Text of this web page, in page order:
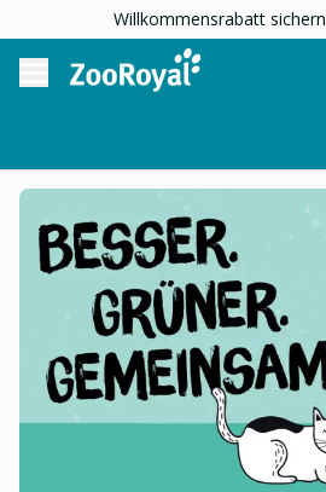
Willkommensrabatt sichern